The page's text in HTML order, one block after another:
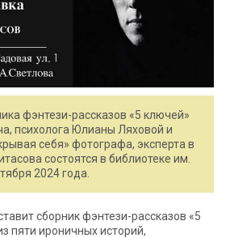
фэнтези-рассказов «5 ключей»
психолога Юлианы Ляховой и
себя» фотографа, эксперта в
состоятся в библиотеке им.
2024 года.
сборник фэнтези-рассказов «5
пяти ироничных историй,